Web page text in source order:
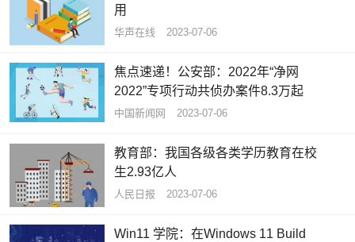
用
华声在线 2023-07-06
焦点速递！公安部：2022年“净网
2022”专项行动共侦办案件8.3万起
中国新闻网 2023-07-06
教育部：我国各级各类学历教育在校
生2.93亿人
人民日报 2023-07-06
Win11 学院：在Windows 11 Build